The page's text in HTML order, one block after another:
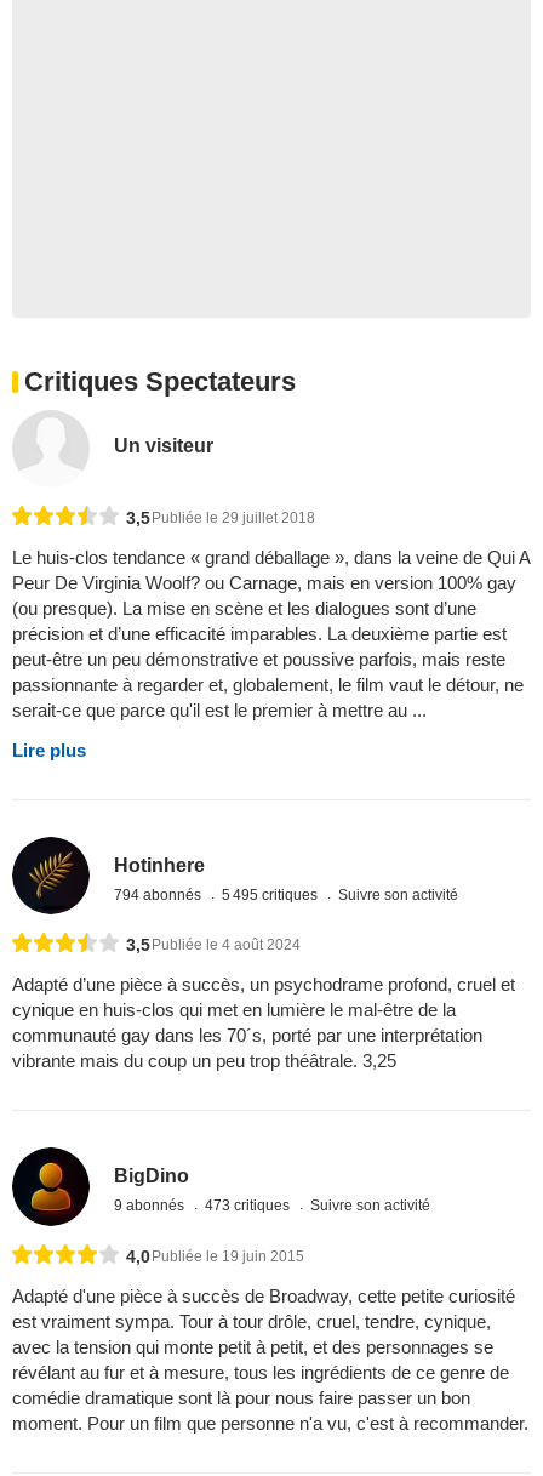
Critiques Spectateurs
Un visiteur
3,5 Publiée le 29 juillet 2018
Le huis-clos tendance « grand déballage », dans la veine de Qui A
Peur De Virginia Woolf? ou Carnage, mais en version 100% gay
(ou presque). La mise en scène et les dialogues sont d’une
précision et d’une efficacité imparables. La deuxième partie est
peut-être un peu démonstrative et poussive parfois, mais reste
passionnante à regarder et, globalement, le film vaut le détour, ne
serait-ce que parce qu'il est le premier à mettre au ...
Lire plus
Hotinhere
794 abonnés 5 495 critiques Suivre son activité
3,5 Publiée le 4 août 2024
Adapté d’une pièce à succès, un psychodrame profond, cruel et
cynique en huis-clos qui met en lumière le mal-être de la
communauté gay dans les 70´s, porté par une interprétation
vibrante mais du coup un peu trop théâtrale. 3,25
BigDino
9 abonnés 473 critiques Suivre son activité
4,0Publiée le 19 juin 2015
Adapté d'une pièce à succès de Broadway, cette petite curiosité
est vraiment sympa. Tour à tour drôle, cruel, tendre, cynique,
avec la tension qui monte petit à petit, et des personnages se
révélant au fur et à mesure, tous les ingrédients de ce genre de
comédie dramatique sont là pour nous faire passer un bon
moment. Pour un film que personne n'a vu, c'est à recommander.